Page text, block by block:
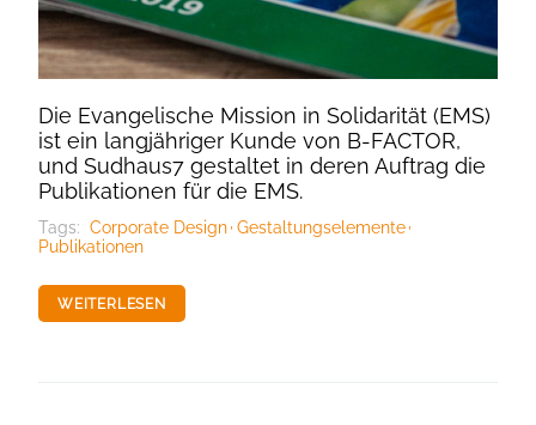
Die Evangelische Mission in Solidarität (EMS)
ist ein langjähriger Kunde von B-FACTOR,
und Sudhaus7 gestaltet in deren Auftrag die
Publikationen für die EMS.
Tags: Corporate Design Gestaltungselemente
Publikationen
WEITERLESEN